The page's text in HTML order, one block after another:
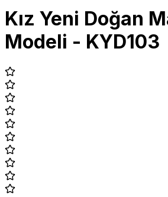
Kız Yeni Doğan
Modeli - KYD103